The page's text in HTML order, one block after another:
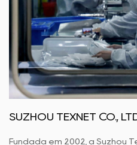
SUZHOU TEXNET CO.,
Fundada em 2002, a Suzhou